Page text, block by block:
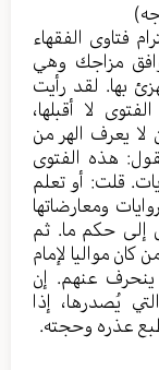
فتاوى الفقهاء
مزاجك وهي
بها. لقد رأيت
لا أقبلها،
يعرف الهر من
هذه الفتوى
قلت: أو تعلم
ومعارضاتها
إلى حكم ما. ثم
مواليا لإمام
ينحرف عنهم. إن
يُصدرها، إذا
عذره وحجته.